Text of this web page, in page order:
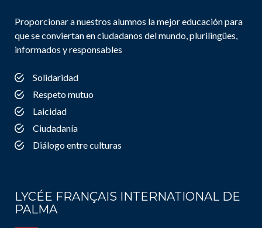
Proporcionar a nuestros alumnos la mejor educación para
que se conviertan en ciudadanos del mundo, plurilingües,
informados y responsables
Solidaridad
Respeto mutuo
Laicidad
Ciudadanía
Diálogo entre culturas
LYCÉE FRANÇAIS INTERNATIONAL DE
PALMA